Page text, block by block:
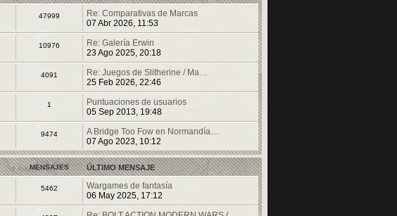
47999
Re: Comparativas de Marcas
07 Abr 2026, 11:53
10976
Re: Galería Erwin
23 Ago 2025, 20:18
4091
Re: Juegos de Slitherine / Ma…
25 Feb 2026, 22:46
1
Puntuaciones de usuarios
05 Sep 2013, 19:48
9474
A Bridge Too Fow en Normandía…
07 Ago 2023, 10:12
MENSAJES ÚLTIMO MENSAJE
5462
Wargames de fantasía
06 May 2025, 17:12